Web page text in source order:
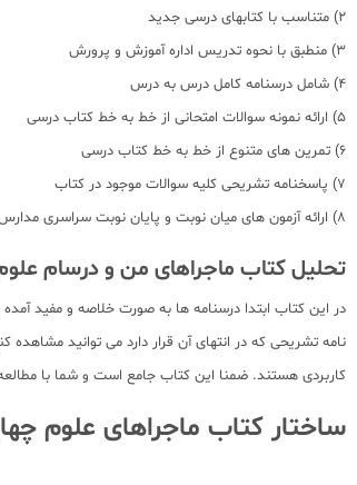
2) متناسب با کتابهای درسی جدید
3) منطبق با نحوه تدریس اداره آموزش و پرورش
4) شامل درسنامه کامل درس به درس
5) ارائه نمونه سوالات امتحانی از خط به خط کتاب درسی
6) تمرین های متنوع از خط به خط کتاب درسی
7) پاسخنامه تشریحی کلیه سوالات موجود در کتاب
8) ارائه آزمون های میان نوبت و پایان نوبت سراسری مدارس
تحلیل کتاب ماجراهای من و درسام
در این کتاب ابتدا درسنامه ها به صورت خلاصه و مفید
نامه تشریحی که در انتهای آن قرار دارد می توانید
کاربردی هستند. ضمنا این کتاب جامع است و شما با
ساختار کتاب ماجراهای علوم